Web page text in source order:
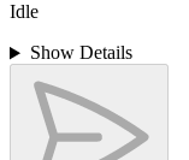
Idle
Show Details